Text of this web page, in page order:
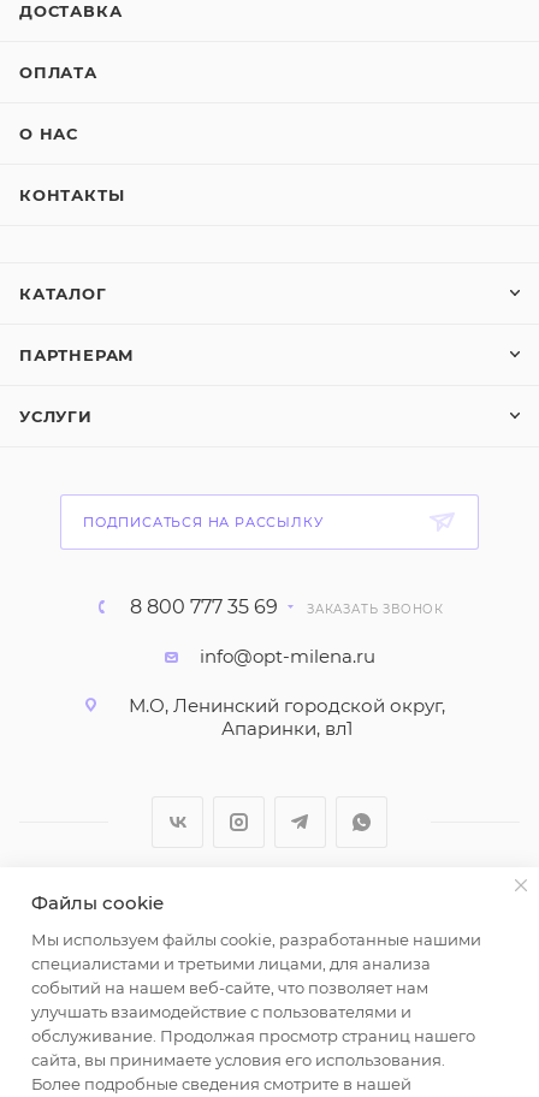
ДОСТАВКА
ОПЛАТА
О НАС
КОНТАКТЫ
КАТАЛОГ
ПАРТНЕРАМ
УСЛУГИ
ПОДПИСАТЬСЯ НА РАССЫЛКУ
8 800 777 35 69 ЗАКАЗАТЬ ЗВОНОК
info@opt-milena.ru
М.О, Ленинский городской округ,
Апаринки, вл1
2026 © ООО "Вайт Текстиль групп"
Любая информация на сайте носит справочный
характер и не является публичной офертой
определяемой положениями пункта 2 статьи 437
Гражданского кодекса Российской Федерации.
Использование любых материалов, опубликованных
на https://opt-milena.ru, допустимо только при
Файлы cookie
Мы используем файлы cookie, разработанные нашими
специалистами и третьими лицами, для анализа
событий на нашем веб-сайте, что позволяет нам
улучшать взаимодействие с пользователями и
обслуживание. Продолжая просмотр страниц нашего
сайта, вы принимаете условия его использования.
Более подробные сведения смотрите в нашей